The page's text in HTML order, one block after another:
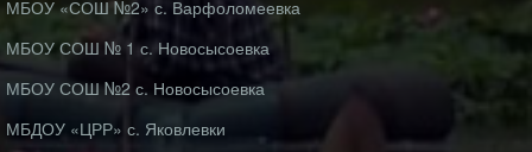
МБОУ «СОШ №2» с. Варфоломеевка
МБОУ СОШ № 1 с. Новосысоевка
МБОУ СОШ №2 с. Новосысоевка
МБДОУ «ЦРР» с. Яковлевки